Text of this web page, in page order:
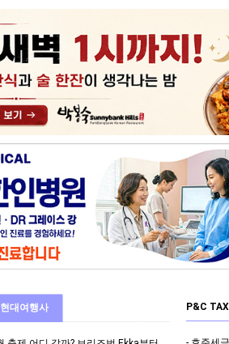
현대여행사 P&C TAX